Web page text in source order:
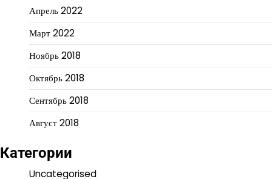
Апрель 2022
Март 2022
Ноябрь 2018
Октябрь 2018
Сентябрь 2018
Август 2018
Категории
Uncategorised